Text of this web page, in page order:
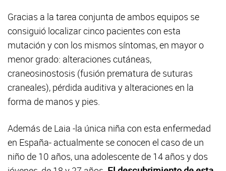
Gracias a la tarea conjunta de ambos equipos se
consiguió localizar cinco pacientes con esta
mutación y con los mismos síntomas, en mayor o
menor grado: alteraciones cutáneas,
craneosinostosis (fusión prematura de suturas
craneales), pérdida auditiva y alteraciones en la
forma de manos y pies.
Además de Laia -la única niña con esta enfermedad
en España- actualmente se conocen el caso de un
niño de 10 años, una adolescente de 14 años y dos